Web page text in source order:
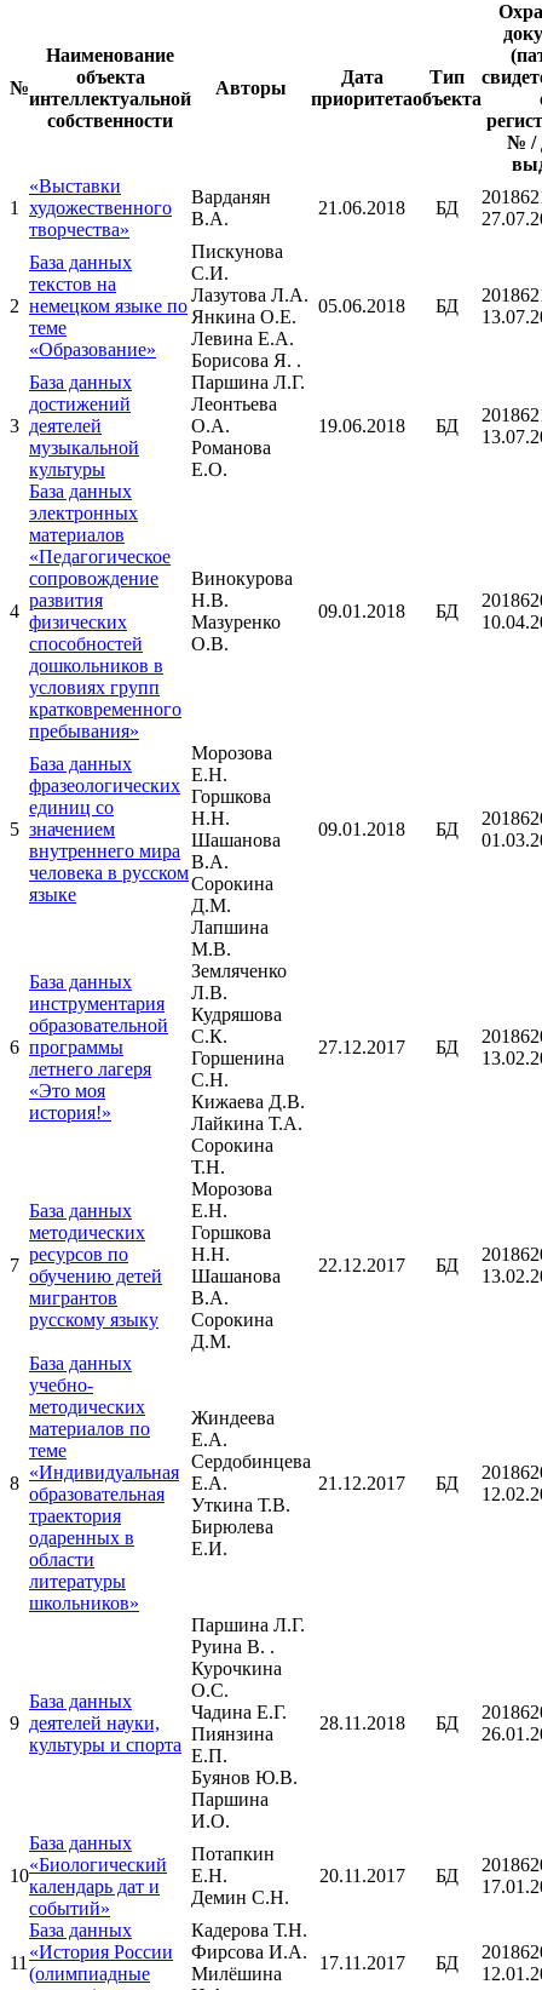
№
Наименование
объекта
интеллектуальной
собственности
Авторы
Дата
приоритета
Тип
объекта
№ /
1
«Выставки
художественного
творчества»
Варданян
В.А.
21.06.2018 БД
2
База данных
текстов на
немецком языке по
теме
«Образование»
Пискунова
С.И.
Лазутова Л.А.
Янкина О.Е.
Левина Е.А.
Борисова Я. .
05.06.2018 БД
3
База данных
достижений
деятелей
музыкальной
культуры
Паршина Л.Г.
Леонтьева
О.А.
Романова
Е.О.
19.06.2018 БД
4
База данных
электронных
материалов
«Педагогическое
сопровождение
развития
физических
способностей
дошкольников в
условиях групп
кратковременного
пребывания»
Винокурова
Н.В.
Мазуренко
О.В.
09.01.2018 БД
5
База данных
фразеологических
единиц со
значением
внутреннего мира
человека в русском
языке
Морозова
Е.Н.
Горшкова
Н.Н.
Шашанова
В.А.
Сорокина
Д.М.
09.01.2018 БД
6
База данных
инструментария
образовательной
программы
летнего лагеря
«Это моя
история!»
Лапшина
М.В.
Земляченко
Л.В.
Кудряшова
С.К.
Горшенина
С.Н.
Кижаева Д.В.
Лайкина Т.А.
Сорокина
Т.Н.
27.12.2017 БД
7
База данных
методических
ресурсов по
обучению детей
мигрантов
русскому языку
Морозова
Е.Н.
Горшкова
Н.Н.
Шашанова
В.А.
Сорокина
Д.М.
22.12.2017 БД
8
База данных
учебно-
методических
материалов по
теме
«Индивидуальная
образовательная
траектория
одаренных в
области
литературы
школьников»
Жиндеева
Е.А.
Сердобинцева
Е.А.
Уткина Т.В.
Бирюлева
Е.И.
21.12.2017 БД
9
База данных
деятелей науки,
культуры и спорта
Паршина Л.Г.
Руина В. .
Курочкина
О.С.
Чадина Е.Г.
Пиянзина
Е.П.
Буянов Ю.В.
Паршина
И.О.
28.11.2018 БД
10
База данных
«Биологический
календарь дат и
событий»
Потапкин
Е.Н.
Демин С.Н.
20.11.2017 БД
11
База данных
«История России
(олимпиадные
Кадерова Т.Н.
Фирсова И.А.
Милёшина
17.11.2017 БД